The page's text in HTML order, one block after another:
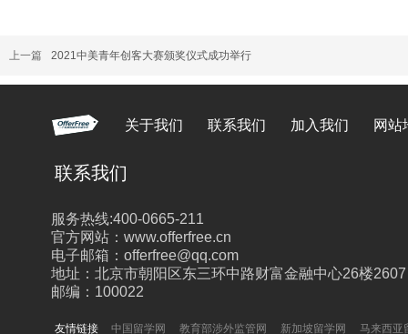
上一篇 2021中美青年创客大赛颁奖仪式成功举行
关于我们 联系我们 加入我们 网站
中国留学网 教育部涉外监管网 新加坡留学网 马来西亚
服务热线:400-0665-211
官方网站：www.offerfree.cn
电子邮箱：offerfree@qq.com
地址：北京市朝阳区东三环中路财富金融中心26楼2607
邮编：100022
联系我们
友情链接